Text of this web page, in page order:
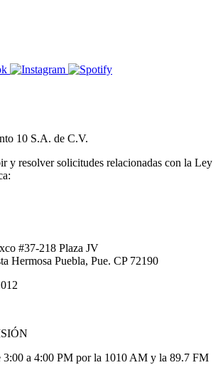
10 S.A. de C.V.
y resolver solicitudes relacionadas con la Ley
#37-218 Plaza JV
Hermosa Puebla, Pue. CP 72190
3:00 a 4:00 PM por la 1010 AM y la 89.7 FM